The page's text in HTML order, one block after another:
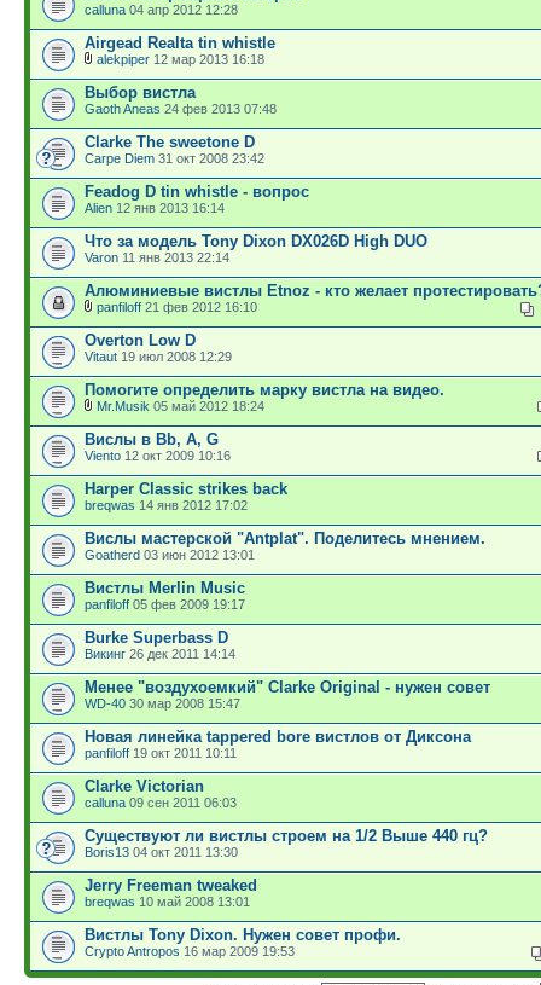
calluna 04 апр 2012 12:28
Airgead Realta tin whistle
alekpiper 12 мар 2013 16:18
Выбор вистла
Gaoth Aneas 24 фев 2013 07:48
Clarke The sweetone D
Carpe Diem 31 окт 2008 23:42
Feadog D tin whistle - вопрос
Alien 12 янв 2013 16:14
Что за модель Tony Dixon DX026D High DUO
Varon 11 янв 2013 22:14
Алюминиевые вистлы Etnoz - кто желает
panfiloff 21 фев 2012 16:10
Overton Low D
Vitaut 19 июл 2008 12:29
Помогите определить марку вистла на видео.
Mr.Musik 05 май 2012 18:24
Вислы в Bb, A, G
Viento 12 окт 2009 10:16
Harper Classic strikes back
breqwas 14 янв 2012 17:02
Вислы мастерской "Antplat". Поделитесь мнением.
Goatherd 03 июн 2012 13:01
Вистлы Merlin Music
panfiloff 05 фев 2009 19:17
Burke Superbass D
Викинг 26 дек 2011 14:14
Менее "воздухоемкий" Clarke Original - нужен совет
WD-40 30 мар 2008 15:47
Новая линейка tappered bore вистлов от Диксона
panfiloff 19 окт 2011 10:11
Clarke Victorian
calluna 09 сен 2011 06:03
Существуют ли вистлы строем на 1/2 Выше 440 гц?
Boris13 04 окт 2011 13:30
Jerry Freeman tweaked
breqwas 10 май 2008 13:01
Вистлы Tony Dixon. Нужен совет профи.
Crypto Antropos 16 мар 2009 19:53